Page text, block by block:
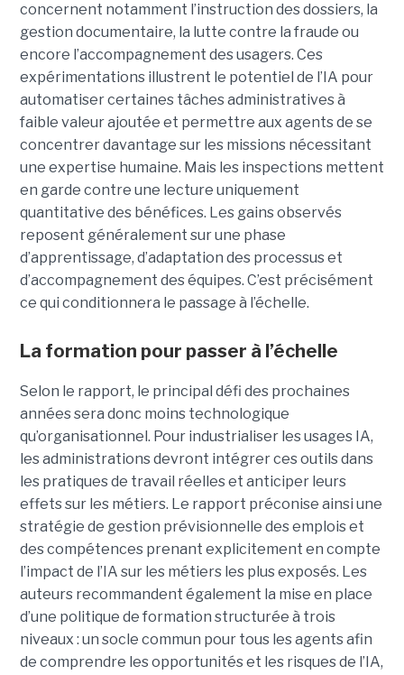
concernent notamment l’instruction des dossiers, la
gestion documentaire, la lutte contre la fraude ou
encore l’accompagnement des usagers. Ces
expérimentations illustrent le potentiel de l’IA pour
automatiser certaines tâches administratives à
faible valeur ajoutée et permettre aux agents de se
concentrer davantage sur les missions nécessitant
une expertise humaine. Mais les inspections mettent
en garde contre une lecture uniquement
quantitative des bénéfices. Les gains observés
reposent généralement sur une phase
d’apprentissage, d’adaptation des processus et
d’accompagnement des équipes. C’est précisément
ce qui conditionnera le passage à l’échelle.
La formation pour passer à l’échelle
Selon le rapport, le principal défi des prochaines
années sera donc moins technologique
qu’organisationnel. Pour industrialiser les usages IA,
les administrations devront intégrer ces outils dans
les pratiques de travail réelles et anticiper leurs
effets sur les métiers. Le rapport préconise ainsi une
stratégie de gestion prévisionnelle des emplois et
des compétences prenant explicitement en compte
l’impact de l’IA sur les métiers les plus exposés. Les
auteurs recommandent également la mise en place
d’une politique de formation structurée à trois
niveaux : un socle commun pour tous les agents afin
de comprendre les opportunités et les risques de l’IA,